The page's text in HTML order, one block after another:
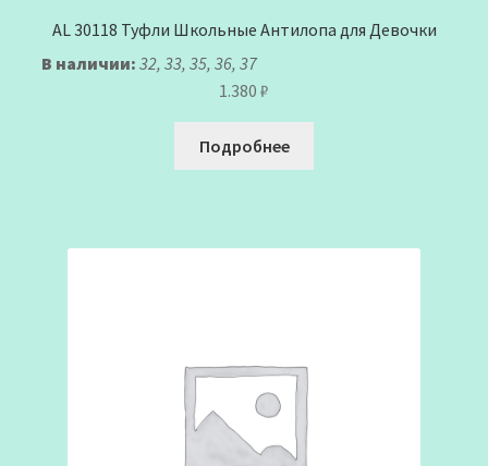
AL 30118 Туфли Школьные Антилопа для Девочки
В наличии: 32, 33, 35, 36, 37
1.380 ₽
Подробнее